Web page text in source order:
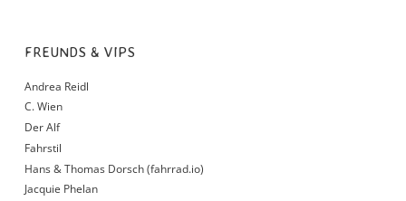
FREUNDS & VIPS
Andrea Reidl
C. Wien
Der Alf
Fahrstil
Hans & Thomas Dorsch (fahrrad.io)
Jacquie Phelan